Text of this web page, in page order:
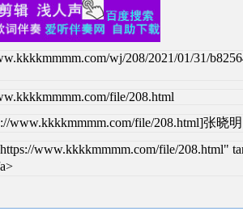
wj/208/2021/01/31/
file/208.html
www.kkkkmmmm.com/file/208.html]张晓
www.kkkkmmmm.com/file/208.html"